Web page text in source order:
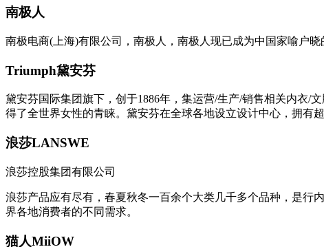
南极人
南极电商(上海)有限公司，南极人，南极人现已成为中国家喻户
Triumph黛安芬
黛安芬国际集团旗下，创于1886年，集运营/生产/销售相关内衣/
得了全世界女性的青睐。黛安芬在全球各地设立设计中心，拥有
浪莎LANSWE
浪莎控股集团有限公司
浪莎产品应有尽有，春夏秋冬一百余个大类几千多个品种，是行
界各地消费者的不同需求。
猫人MiiOW